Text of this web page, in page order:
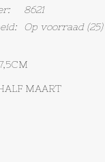
8621
Op voorraad(25)
MAART